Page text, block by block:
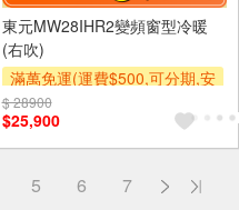
東元MW28IHR2變頻窗型冷暖
(右吹)
滿萬免運(運費$500,可分期,安
裝跨區費另計,單品未滿1萬元
及使用6期以上分期0利率,需付
基本安裝運費)
$ 28900
$25,900
5 6 7